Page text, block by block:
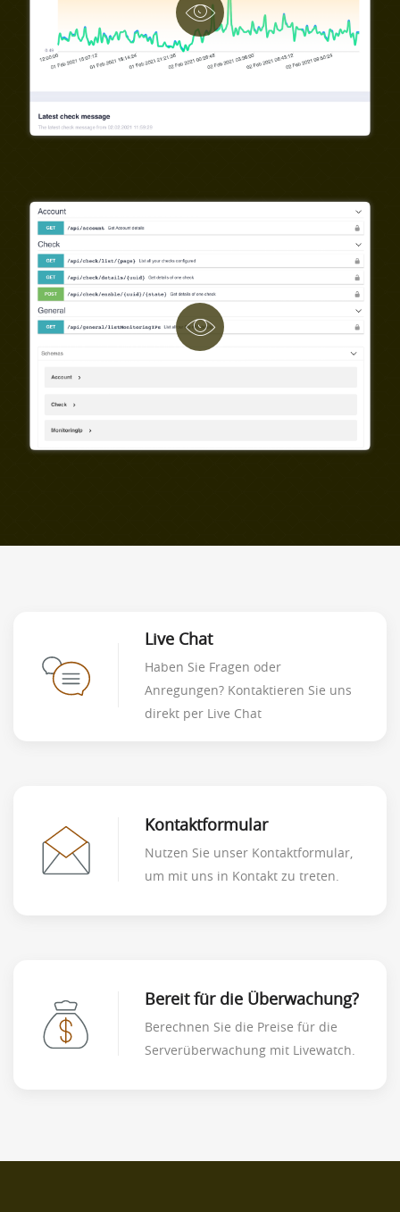
Live Chat
Haben Sie Fragen oder
Anregungen? Kontaktieren Sie uns
direkt per Live Chat
Kontaktformular
Nutzen Sie unser Kontaktformular,
um mit uns in Kontakt zu treten.
Bereit für die Überwachung?
Berechnen Sie die Preise für die
Serverüberwachung mit Livewatch.